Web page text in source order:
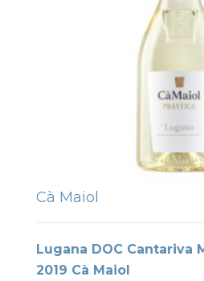
Cà Maiol
Lugana DOC Cantariva
2019 Cà Maiol